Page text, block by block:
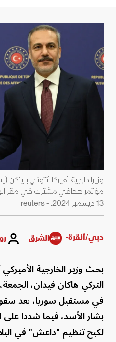
وزيرا خارجية أميركا أنتوني بلينكن
مؤتمر صحافي مشترك في مقر
13 ديسمبر 2024. - reuters
دبي/أنقرة- الشرق
بحث وزير الخارجية
التركي هاكان فيدان،
في مستقبل سوريا، بعد
بشار الأسد، فيما شددا على
لكبح تنظيم "داعش" في